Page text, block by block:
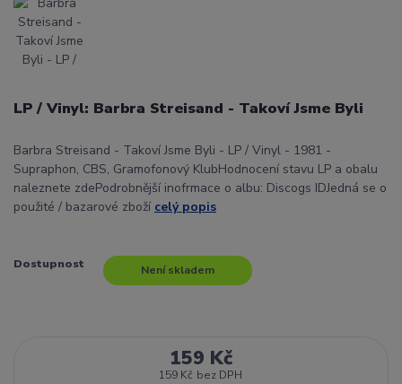
LP / Vinyl: Barbra Streisand - Takoví Jsme Byli
Barbra Streisand - Takoví Jsme Byli - LP / Vinyl - 1981 -
Supraphon, CBS, Gramofonový KlubHodnocení stavu LP a obalu
naleznete zdePodrobnější inofrmace o albu: Discogs IDJedná se o
použité / bazarové zboží celý popis
Dostupnost Není skladem
159 Kč
159 Kč bez DPH